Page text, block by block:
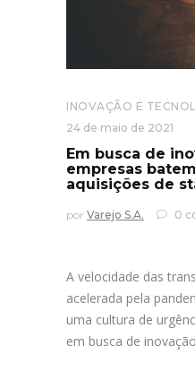
INOVAÇÃO E
24 de maio de 2021
Em busca de
empresas
aquisições de
por Varejo S.A. 0
A velocidade das
acelerada pela
uma cultura de
em busca de